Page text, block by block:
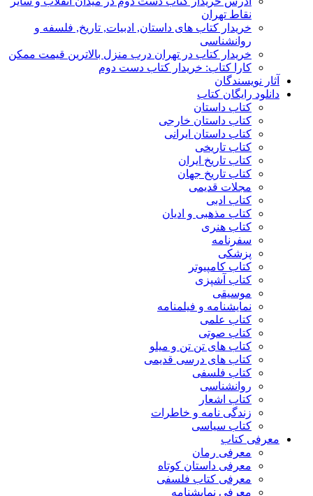
نقاط تهران
خریدار کتاب های داستان, ادبیات, تاریخ, فلسفه و
روانشناسی
خریدار کتاب در تهران درب منزل بالاترین قیمت ممکن
کارا کتاب: خریدار کتاب دست دوم
آثار نویسندگان
دانلود رایگان کتاب
کتاب داستان
کتاب داستان خارجی
کتاب داستان ایرانی
کتاب تاریخی
کتاب تاریخ ایران
کتاب تاریخ جهان
مجلات قدیمی
کتاب ادبی
کتاب مذهبی و ادیان
کتاب هنری
سفرنامه
پزشکی
کتاب کامپیوتر
کتاب آشپزی
موسیقی
نمایشنامه و فیلمنامه
کتاب علمی
کتاب صوتی
کتاب های تن تن و میلو
کتاب های درسی قدیمی
کتاب فلسفی
روانشناسی
کتاب اشعار
زندگی نامه و خاطرات
کتاب سیاسی
معرفی کتاب
معرفی رمان
معرفی داستان کوتاه
معرفی کتاب فلسفی
معرفی نمایشنامه